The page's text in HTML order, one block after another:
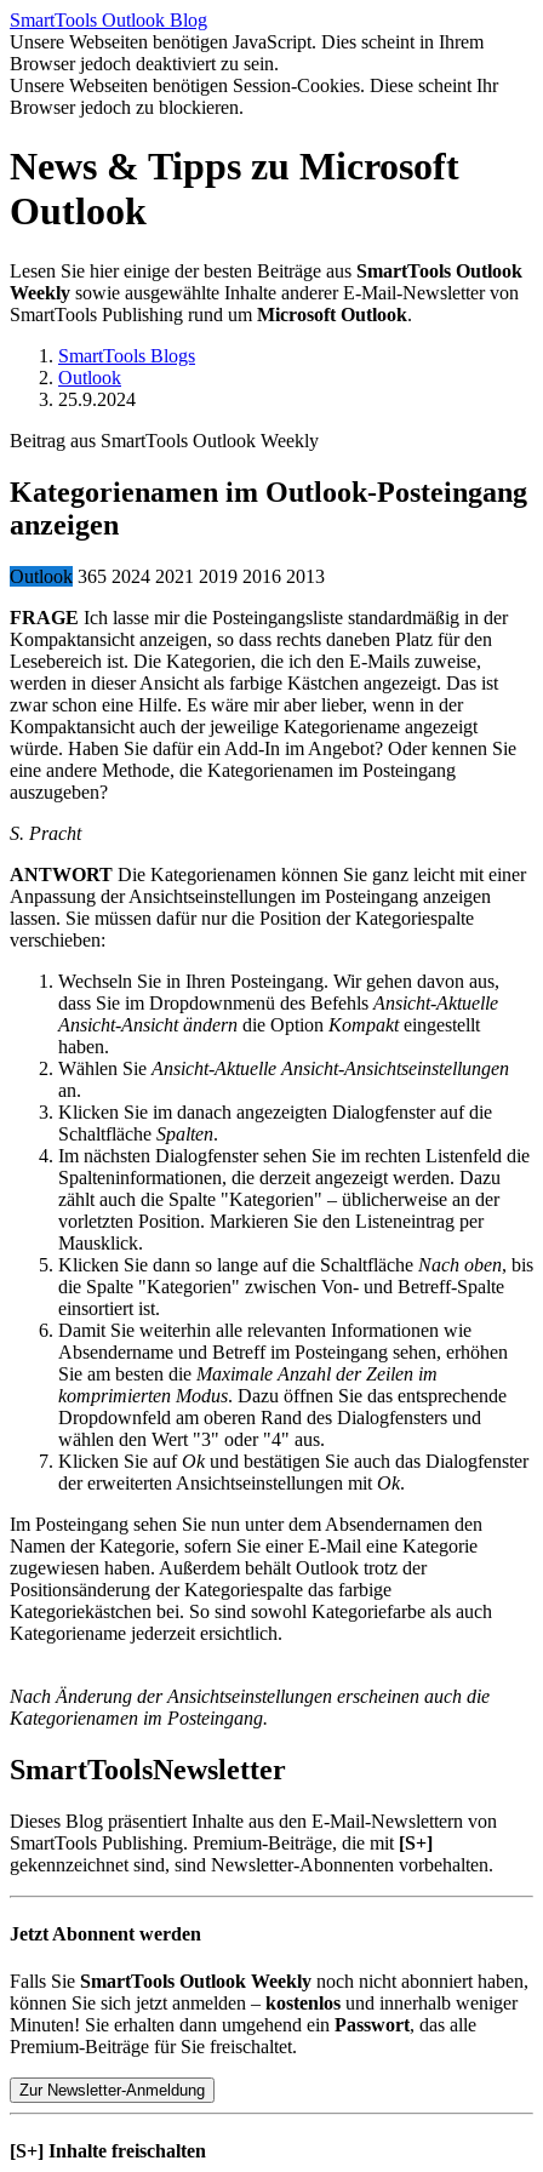
SmartTools Outlook Blog
Unsere Webseiten benötigen JavaScript. Dies scheint in Ihrem
Browser jedoch deaktiviert zu sein.
Unsere Webseiten benötigen Session-Cookies. Diese scheint Ihr
Browser jedoch zu blockieren.
News & Tipps zu Microsoft
Outlook
Lesen Sie hier einige der besten Beiträge aus SmartTools Outlook
Weekly sowie ausgewählte Inhalte anderer E-Mail-Newsletter von
SmartTools Publishing rund um Microsoft Outlook.
SmartTools Blogs
Outlook
25.9.2024
Beitrag aus SmartTools Outlook Weekly
Kategorienamen im Outlook-Posteingang
anzeigen
Outlook 365 2024 2021 2019 2016 2013
FRAGE Ich lasse mir die Posteingangsliste standardmäßig in der
Kompaktansicht anzeigen, so dass rechts daneben Platz für den
Lesebereich ist. Die Kategorien, die ich den E-Mails zuweise,
werden in dieser Ansicht als farbige Kästchen angezeigt. Das ist
zwar schon eine Hilfe. Es wäre mir aber lieber, wenn in der
Kompaktansicht auch der jeweilige Kategoriename angezeigt
würde. Haben Sie dafür ein Add-In im Angebot? Oder kennen Sie
eine andere Methode, die Kategorienamen im Posteingang
auszugeben?
S. Pracht
ANTWORT Die Kategorienamen können Sie ganz leicht mit einer
Anpassung der Ansichtseinstellungen im Posteingang anzeigen
lassen. Sie müssen dafür nur die Position der Kategoriespalte
verschieben:
Wechseln Sie in Ihren Posteingang. Wir gehen davon aus,
dass Sie im Dropdownmenü des Befehls Ansicht-Aktuelle
Ansicht-Ansicht ändern die Option Kompakteingestellt
haben.
Wählen Sie Ansicht-Aktuelle Ansicht-Ansichtseinstellungen
an.
Klicken Sie im danach angezeigten Dialogfenster auf die
Schaltfläche Spalten.
Im nächsten Dialogfenster sehen Sie im rechten Listenfeld die
Spalteninformationen, die derzeit angezeigt werden. Dazu
zählt auch die Spalte "Kategorien" – üblicherweise an der
vorletzten Position. Markieren Sie den Listeneintrag per
Mausklick.
Klicken Sie dann so lange auf die Schaltfläche Nach oben, bis
die Spalte "Kategorien" zwischen Von- und Betreff-Spalte
einsortiert ist.
Damit Sie weiterhin alle relevanten Informationen wie
Absendername und Betreff im Posteingang sehen, erhöhen
Sie am besten die Maximale Anzahl der Zeilen im
komprimierten Modus. Dazu öffnen Sie das entsprechende
Dropdownfeld am oberen Rand des Dialogfensters und
wählen den Wert "3" oder "4" aus.
Klicken Sie aufOkund bestätigen Sie auch das Dialogfenster
der erweiterten Ansichtseinstellungen mit Ok.
Im Posteingang sehen Sie nun unter dem Absendernamen den
Namen der Kategorie, sofern Sie einer E-Mail eine Kategorie
zugewiesen haben. Außerdem behält Outlook trotz der
Positionsänderung der Kategoriespalte das farbige
Kategoriekästchen bei. So sind sowohl Kategoriefarbe als auch
Kategoriename jederzeit ersichtlich.
Nach Änderung der Ansichtseinstellungen erscheinen auch die
Kategorienamen im Posteingang.
SmartToolsNewsletter
Dieses Blog präsentiert Inhalte aus den E-Mail-Newslettern von
SmartTools Publishing. Premium-Beiträge, die mit [S+]
gekennzeichnet sind, sind Newsletter-Abonnenten vorbehalten.
Jetzt Abonnent werden
Falls Sie SmartTools Outlook Weekly noch nicht abonniert haben,
können Sie sich jetzt anmelden – kostenlos und innerhalb weniger
Minuten! Sie erhalten dann umgehend ein Passwort, das alle
Premium-Beiträge für Sie freischaltet.
Zur Newsletter-Anmeldung
[S+] Inhalte freischalten